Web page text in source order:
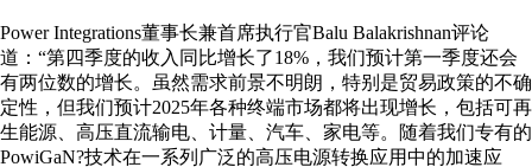
Power Integrations董事长兼首席执行官Balu Balakrishnan评论
道：“第四季度的收入同比增长了18%，我们预计第一季度还会
有两位数的增长。虽然需求前景不明朗，特别是贸易政策的不确
定性，但我们预计2025年各种终端市场都将出现增长，包括可再
生能源、高压直流输电、计量、汽车、家电等。随着我们专有的
PowiGaN?技术在一系列广泛的高压电源转换应用中的加速应